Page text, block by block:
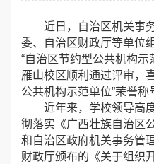
近日，自治区机关事务
委、自治区财政厅等单位
“自治区节约型公共机构
雁山校区顺利通过评审，
公共机构示范单位”荣誉称
近年来，学校领导高度
彻落实《广西壮族自治区
和自治区政府机关事务管
财政厅颁布的《关于组织